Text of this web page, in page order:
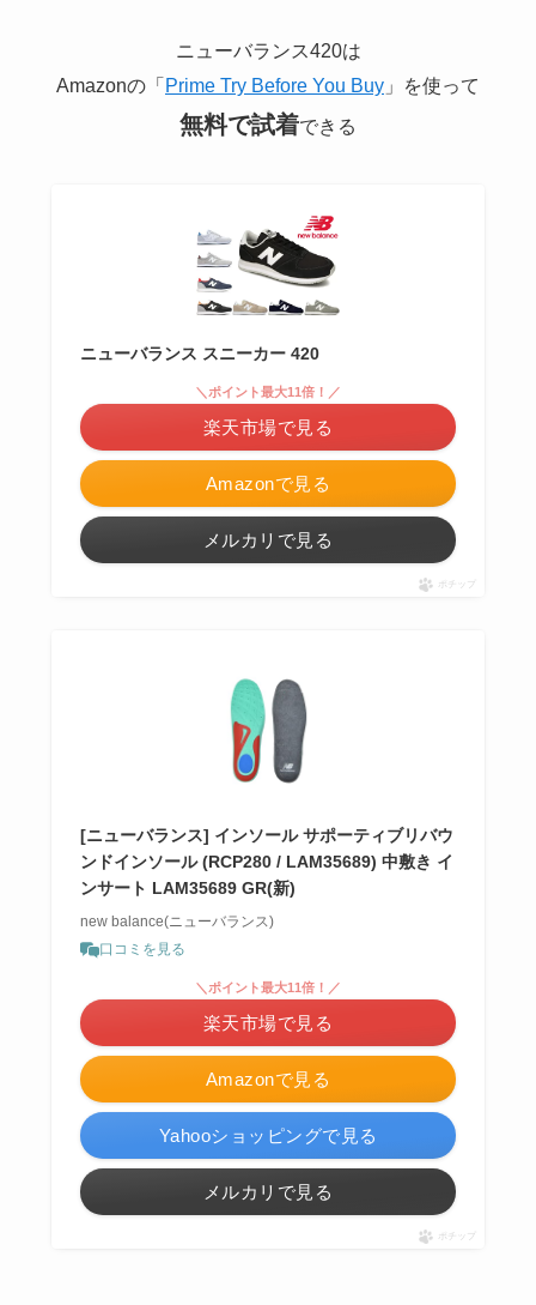
ニューバランス420は
Amazonの「Prime Try Before You Buy 」を使って
無料で試着できる
ニューバランス スニーカー 420
Amazonで見る
＼ポイント最大11倍！／
楽天市場で見る
メルカリで見る
ポチップ
[ニューバランス] インソール サポーティブリバウ
ンドインソール (RCP280 / LAM35689) 中敷き イ
ンサート LAM35689 GR(新)
new balance(ニューバランス)
口コミを見る
Amazonで見る
＼ポイント最大11倍！／
楽天市場で見る
Yahooショッピングで見る
メルカリで見る
ポチップ